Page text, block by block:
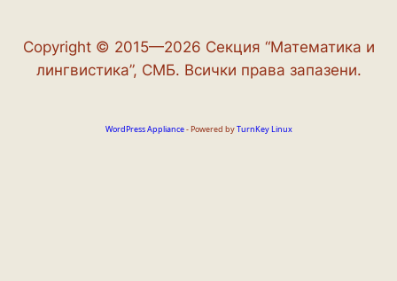
Copyright © 2015—2026 Секция “Математика и
лингвистика”, СМБ. Всички права запазени.
WordPress Appliance- Powered byTurnKey Linux